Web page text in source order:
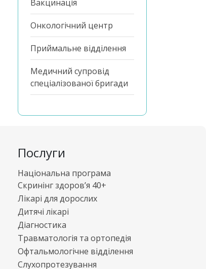
Вакцинація
Онкологічний центр
Приймальне відділення
Медичний супровід
спеціалізованої бригади
Послуги
Національна програма
Скринінг здоров’я 40+
Лікарі для дорослих
Дитячі лікарі
Діагностика
Травматологія та ортопедія
Офтальмологічне відділення
Слухопротезування